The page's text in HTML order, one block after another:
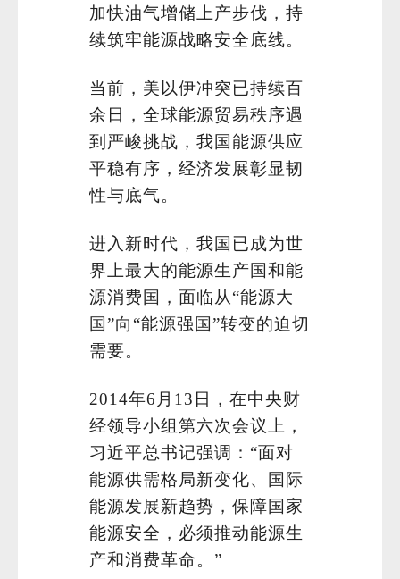
加快油气增储上产步伐，持
续筑牢能源战略安全底线。
当前，美以伊冲突已持续百
余日，全球能源贸易秩序遇
到严峻挑战，我国能源供应
平稳有序，经济发展彰显韧
性与底气。
进入新时代，我国已成为世
界上最大的能源生产国和能
源消费国，面临从“能源大
国”向“能源强国”转变的迫切
需要。
2014年6月13日，在中央财
经领导小组第六次会议上，
习近平总书记强调：“面对
能源供需格局新变化、国际
能源发展新趋势，保障国家
能源安全，必须推动能源生
产和消费革命。”